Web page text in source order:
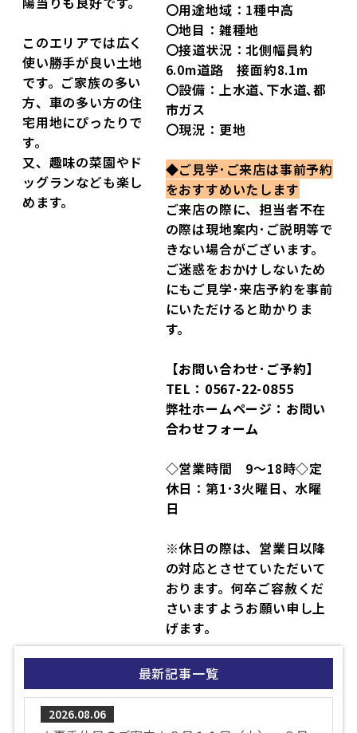
このエリアでは広く
使い勝手が良い土地
です。ご家族の多い
方、車の多い方の住
宅用地にぴったりで
す。
又、趣味の菜園やド
ッグランなども楽し
めます。
〇用途地域：1種中高
〇地目：雑種地
〇接道状況：北側幅員約
6.0m道路 接面約8.1m
〇設備：上水道､下水道､都
市ガス
〇現況：更地
◆ご見学･ご来店は事前予約
をおすすめいたします
ご来店の際に、担当者不在
の際は現地案内･ご説明等で
きない場合がございます。
ご迷惑をおかけしないため
にもご見学･来店予約を事前
にいただけると助かりま
す。
【お問い合わせ･ご予約】
TEL：0567-22-0855
弊社ホームページ：お問い
合わせフォーム
◇営業時間 9～18時◇定
休日：第1･3火曜日、水曜
日
※休日の際は、営業日以降
の対応とさせていただいて
おります。何卒ご容赦くだ
さいますようお願い申し上
げます。
最新記事一覧
2026.08.06